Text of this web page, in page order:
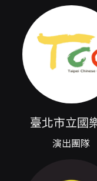
化與音色界
芳領軍，邀請
臺北市立國樂
演、當代改編
呈現當代國
聲響融合。
心，透過不
在與中國傳
點之一，是法
託之新作《
往代表作曲
臺北市立國
演出團隊